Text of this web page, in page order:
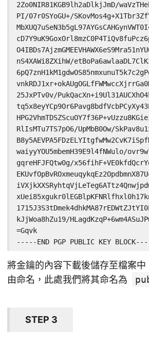
2Zo0NIR81KGB9lh2aDlkjJmD/
PI/07r0SYoGU+/
nS4XAWi8ZXihW/
25JxPTv0v/
RlIsMTu7TS7pO6/UpMbB0Ow/
waiyyYOU5mbemH39E9l4fNWulo/
gqreHFJFQtw0g/
kJjWoa8hZu19/
=Gqvk
-----END PGP PUBLIC KEY
將金鑰的內容下載後儲存至檔案中
由命名，此處我們將其命名為
STEP 3